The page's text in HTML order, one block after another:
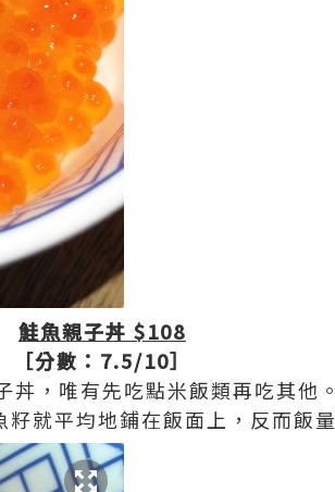
鮭魚親子丼 $108
［分數：7.5/10］
丼，唯有先吃點米飯類再吃其他
就平均地鋪在飯面上，反而飯